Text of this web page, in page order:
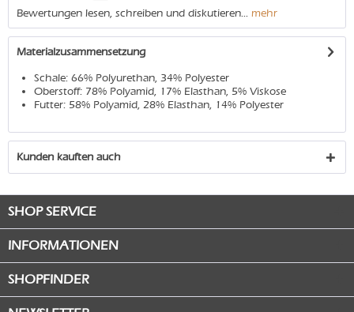
Bewertungen lesen, schreiben und diskutieren... mehr
Materialzusammensetzung
Schale: 66% Polyurethan, 34% Polyester
Oberstoff: 78% Polyamid, 17% Elasthan, 5% Viskose
Futter: 58% Polyamid, 28% Elasthan, 14% Polyester
Kunden kauften auch
SHOP SERVICE
INFORMATIONEN
SHOPFINDER